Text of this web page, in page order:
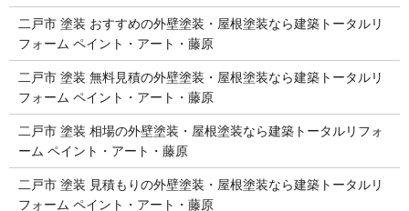
二戸市 塗装 おすすめの外壁塗装・屋根塗装なら建築トータルリ
フォーム ペイント・アート・藤原
二戸市 塗装 無料見積の外壁塗装・屋根塗装なら建築トータルリ
フォーム ペイント・アート・藤原
二戸市 塗装 相場の外壁塗装・屋根塗装なら建築トータルリフォ
ーム ペイント・アート・藤原
二戸市 塗装 見積もりの外壁塗装・屋根塗装なら建築トータルリ
フォーム ペイント・アート・藤原